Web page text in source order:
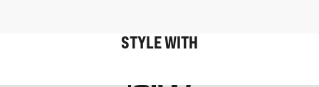
STYLE WITH